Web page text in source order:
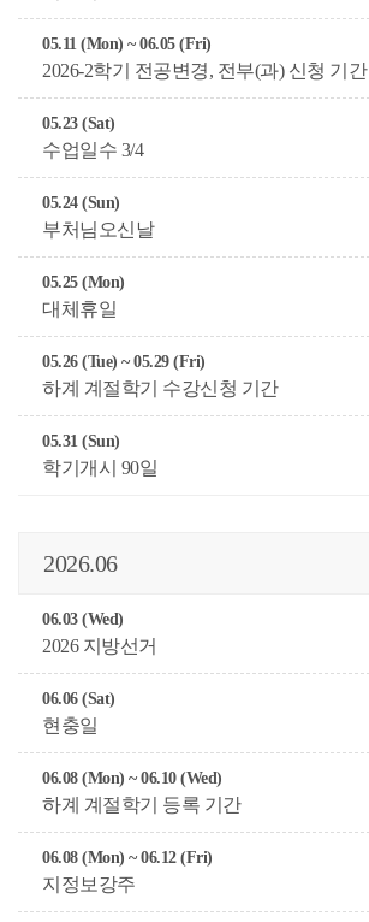
05.11 (Mon) ~ 06.05 (Fri)
2026-2학기 전공변경, 전부(과) 신청 기간
05.23 (Sat)
수업일수 3/4
05.24 (Sun)
부처님오신날
05.25 (Mon)
대체휴일
05.26 (Tue) ~ 05.29 (Fri)
하계 계절학기 수강신청 기간
05.31 (Sun)
학기개시 90일
2026.06
06.03 (Wed)
2026 지방선거
06.06 (Sat)
현충일
06.08 (Mon) ~ 06.10 (Wed)
하계 계절학기 등록 기간
06.08 (Mon) ~ 06.12 (Fri)
지정보강주